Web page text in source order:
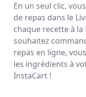
En un seul clic,
de repas dans le
chaque recette à la
souhaitez
repas en ligne,
les ingrédients à
InstaCart !